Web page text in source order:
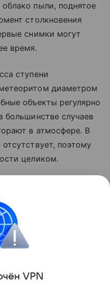
пыли, поднятое
столкновения
снимки могут
время.
ступени
диаметром
объекты регулярно
случаев
в атмосфере. В
поэтому
целиком.
российские ученые
Поделиться
ён VPN